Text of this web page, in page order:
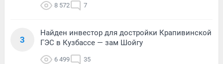
8 572 7
3
Найден инвестор для достройки Крапивинской
ГЭС в Кузбассе — зам Шойгу
6 499 35